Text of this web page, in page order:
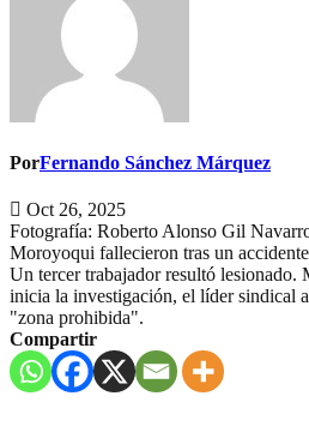
PorFernando Sánchez Márquez
Oct 26, 2025
Fotografía: Roberto Alonso Gil
Moroyoqui fallecieron tras un
Un tercer trabajador resultó
inicia la investigación, el líder sindical
"zona prohibida".
Compartir